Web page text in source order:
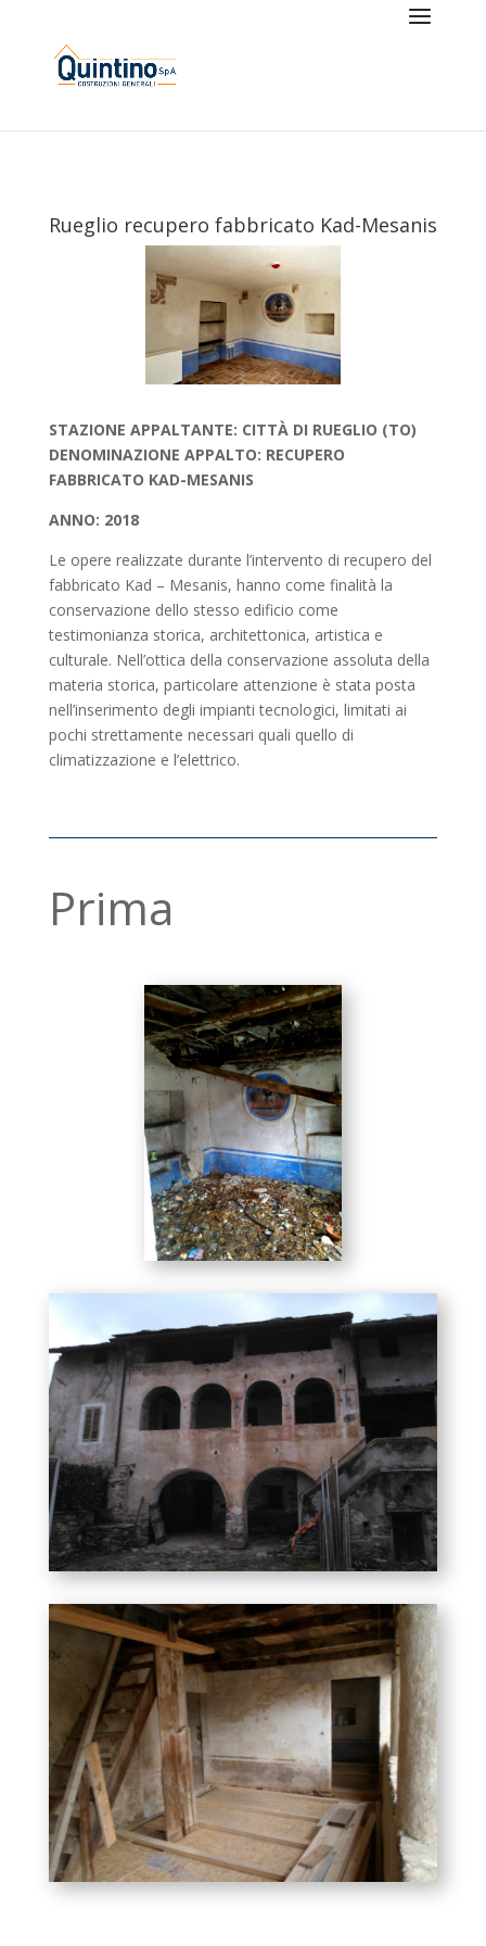
Rueglio recupero fabbricato Kad-Mesanis
STAZIONE APPALTANTE: CITTÀ DI RUEGLIO (TO)
DENOMINAZIONE APPALTO: RECUPERO
FABBRICATO KAD-MESANIS
ANNO: 2018
Le opere realizzate durante l’intervento di recupero del
fabbricato Kad – Mesanis, hanno come finalità la
conservazione dello stesso edificio come
testimonianza storica, architettonica, artistica e
culturale. Nell’ottica della conservazione assoluta della
materia storica, particolare attenzione è stata posta
nell’inserimento degli impianti tecnologici, limitati ai
pochi strettamente necessari quali quello di
climatizzazione e l’elettrico.
Prima